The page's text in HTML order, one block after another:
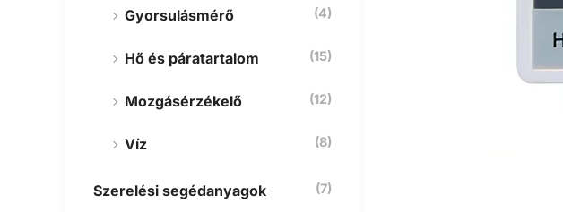
Gyorsulásmérő (4)
Hő és páratartalom (15)
Mozgásérzékelő (12)
Víz (8)
Szerelési segédanyagok (7)